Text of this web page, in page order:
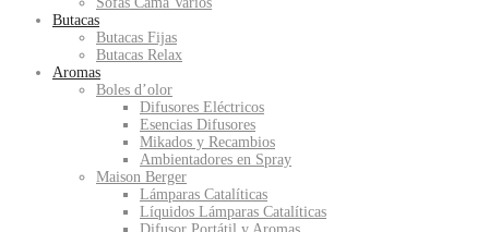
Butacas
Butacas Fijas
Butacas Relax
Aromas
Boles d’olor
Difusores Eléctricos
Esencias Difusores
Mikados y Recambios
Ambientadores en Spray
Maison Berger
Lámparas Catalíticas
Líquidos Lámparas Catalíticas